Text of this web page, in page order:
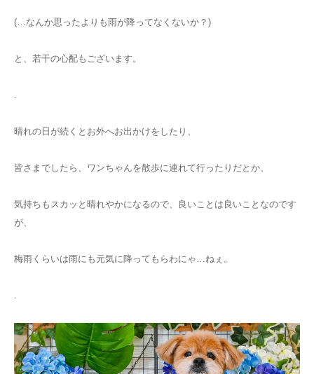
(…なんか思ったよりも雨が降ってなくないか？)
と、若干の心配もございます。
晴れの日が続くとお外へお出かけをしたり、
皆さまでしたら、ワンちゃんを散歩に連れて行ったりだとか、
気持ちもスカッと晴れやかになるので、良いことは良いことなのです
が、
梅雨くらいは雨にも元気に降ってもらわにゃ…ねぇ。